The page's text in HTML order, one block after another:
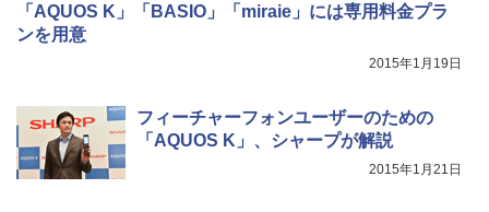
「AQUOS K」「BASIO」「miraie」には専用料金プラ
ンを用意
2015年1月19日
フィーチャーフォンユーザーのための
「AQUOS K」、シャープが解説
2015年1月21日